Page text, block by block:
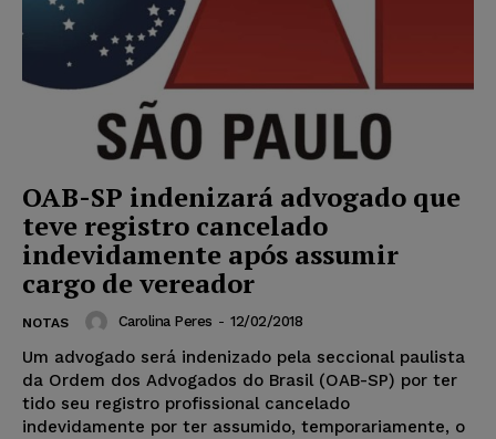
OAB-SP indenizará advogado que
teve registro cancelado
indevidamente após assumir
cargo de vereador
NOTAS Carolina Peres - 12/02/2018
Um advogado será indenizado pela seccional paulista
da Ordem dos Advogados do Brasil (OAB-SP) por ter
tido seu registro profissional cancelado
indevidamente por ter assumido, temporariamente, o